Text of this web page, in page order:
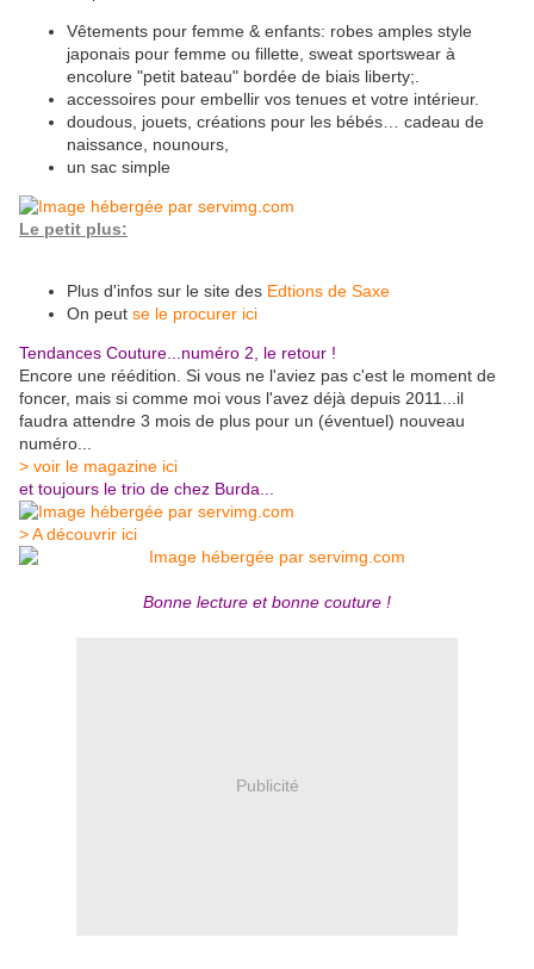
Vêtements pour femme & enfants: robes amples style
japonais pour femme ou fillette, sweat sportswear à
encolure "petit bateau" bordée de biais liberty;
accessoires pour embellir vos tenues et votre intérieur.
doudous, jouets, créations pour les bébés… cadeau de
naissance, nounours,
un sac simple
Le petit plus:
Plus d'infos sur le site des Edtions de Saxe
On peut se le procurer ici
Tendances Couture...numéro 2, le retour !
Encore une réédition. Si vous ne l'aviez pas c'est le moment de
foncer, mais si comme moi vous l'avez déjà depuis 2011...il
faudra attendre 3 mois de plus pour un (éventuel) nouveau
numéro...
> voir le magazine ici
et toujours le trio de chez Burda...
> A découvrir ici
Bonne lecture et bonne couture !
Publicité